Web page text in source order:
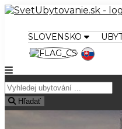
SLOVENSKO
Hľadať